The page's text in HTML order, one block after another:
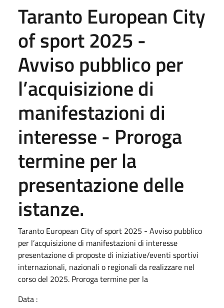
Taranto European City
of sport 2025 -
Avviso pubblico per
l’acquisizione di
manifestazioni di
interesse - Proroga
termine per la
presentazione delle
istanze.
Taranto European City of sport 2025 - Avviso pubblico
per l’acquisizione di manifestazioni di interesse
presentazione di proposte di iniziative/eventi sportivi
internazionali, nazionali o regionali da realizzare nel
corso del 2025. Proroga termine per la
Data :